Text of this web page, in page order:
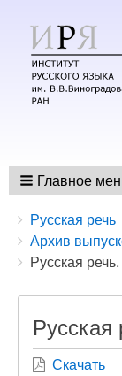
Главное
Breadcrumbs
You
are
here:
Русская речь
Архив
Русская
Скачать